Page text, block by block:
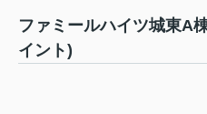
ファミールハイツ城東A
イント)